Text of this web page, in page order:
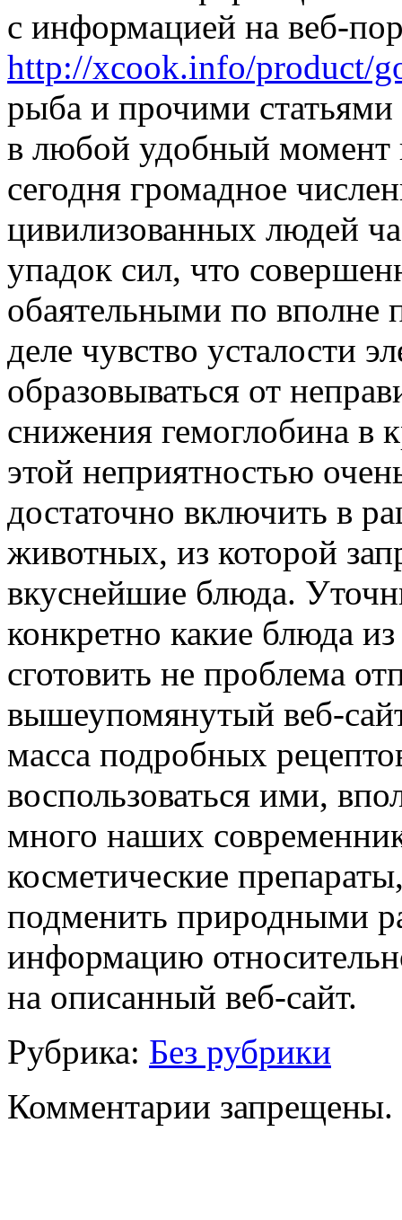
с информацией на веб-
http://xcook.info/product/
рыба и прочими
в любой удобный момент
сегодня громадное
цивилизованных людей
упадок сил, что
обаятельными по
деле чувство усталости
образовываться от
снижения гемоглобина в
этой неприятностью
достаточно включить в
животных, из которой
вкуснейшие блюда.
конкретно какие блюда
сготовить не проблема
вышеупомянутый веб-
масса подробных
воспользоваться ими,
много наших
косметические
подменить природными
информацию
на описанный веб-сайт.
Рубрика: Без рубрики
Комментарии запрещены.